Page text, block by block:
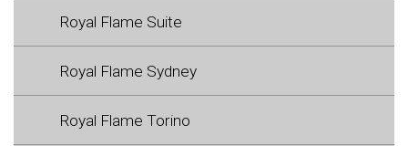
Royal Flame Suite
Royal Flame Sydney
Royal Flame Torino